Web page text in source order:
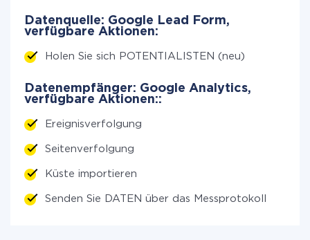
Datenquelle: Google Lead Form,
verfügbare Aktionen:
Holen Sie sich POTENTIALISTEN (neu)
Datenempfänger: Google Analytics,
verfügbare Aktionen::
Ereignisverfolgung
Seitenverfolgung
Küste importieren
Senden Sie DATEN über das Messprotokoll